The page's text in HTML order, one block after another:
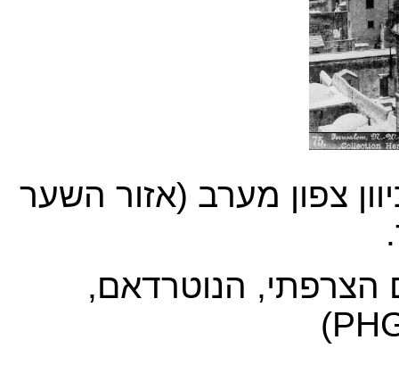
צפון מערב (אזור השער
הצרפתי, הנוטרדאם,
)